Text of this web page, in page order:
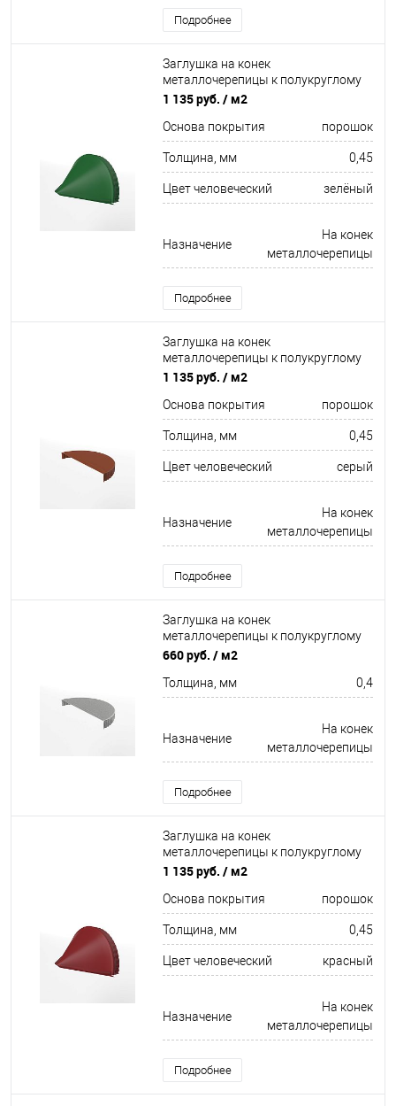
Подробнее
Заглушка на конек
металлочерепицы к полукруглому
коньку конусная для кровли
покрытием 0,45x301мм RAL 6002
1 135 руб. / м2
Основа покрытия порошок
Толщина, мм 0,45
Цвет человеческий зелёный
Назначение
На конек
металлочерепицы
Подробнее
Заглушка на конек
металлочерепицы к полукруглому
коньку торцевая для кровли
покрытием 0,45x220мм RAL 7024
1 135 руб. / м2
Основа покрытия порошок
Толщина, мм 0,45
Цвет человеческий серый
Назначение
На конек
металлочерепицы
Подробнее
Заглушка на конек
металлочерепицы к полукруглому
коньку торцевая для кровли
660 руб. / м2
Толщина, мм 0,4
Назначение
На конек
металлочерепицы
Подробнее
Заглушка на конек
металлочерепицы к полукруглому
коньку конусная для кровли
покрытием 0,45x301мм RAL 3011
1 135 руб. / м2
Основа покрытия порошок
Толщина, мм 0,45
Цвет человеческий красный
Назначение
На конек
металлочерепицы
Подробнее